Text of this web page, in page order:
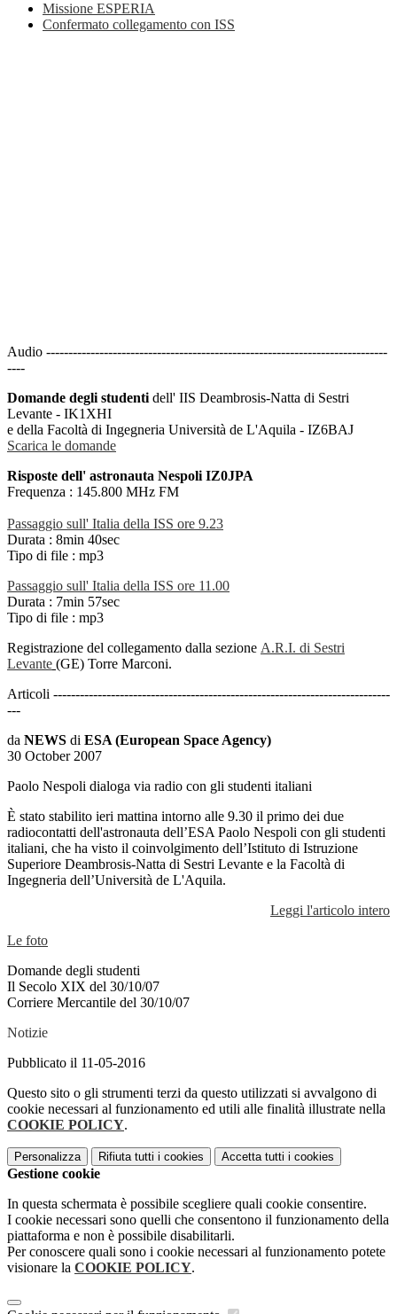
Missione ESPERIA
Confermato collegamento con ISS
Audio -----------------------------------------------------------------------------
----
Domande degli studenti dell' IIS Deambrosis-Natta di Sestri
Levante - IK1XHI
e della Facoltà di Ingegneria Università de L'Aquila - IZ6BAJ
Scarica le domande
Risposte dell' astronauta Nespoli IZ0JPA
Frequenza : 145.800 MHz FM
Passaggio sull' Italia della ISS ore 9.23
Durata : 8min 40sec
Tipo di file : mp3
Passaggio sull' Italia della ISS ore 11.00
Durata : 7min 57sec
Tipo di file : mp3
Registrazione del collegamento dalla sezione A.R.I. di Sestri
Levante (GE) Torre Marconi.
Articoli ----------------------------------------------------------------------------
---
da NEWS di ESA (European Space Agency)
30 October 2007
Paolo Nespoli dialoga via radio con gli studenti italiani
È stato stabilito ieri mattina intorno alle 9.30 il primo dei due
radiocontatti dell'astronauta dell’ESA Paolo Nespoli con gli studenti
italiani, che ha visto il coinvolgimento dell’Istituto di Istruzione
Superiore Deambrosis-Natta di Sestri Levante e la Facoltà di
Ingegneria dell’Università de L'Aquila.
Leggi l'articolo intero
Le foto
Domande degli studenti
Il Secolo XIX del 30/10/07
Corriere Mercantile del 30/10/07
Notizie
Pubblicato il 11-05-2016
Questo sito o gli strumenti terzi da questo utilizzati si avvalgono di
cookie necessari al funzionamento ed utili alle finalità illustrate nella
COOKIE POLICY.
Personalizza Rifiuta tutti i cookies Accetta tutti i cookies
Gestione cookie
In questa schermata è possibile scegliere quali cookie consentire.
I cookie necessari sono quelli che consentono il funzionamento della
piattaforma e non è possibile disabilitarli.
Per conoscere quali sono i cookie necessari al funzionamento potete
visionare la COOKIE POLICY.